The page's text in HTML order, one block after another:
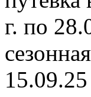
г. по